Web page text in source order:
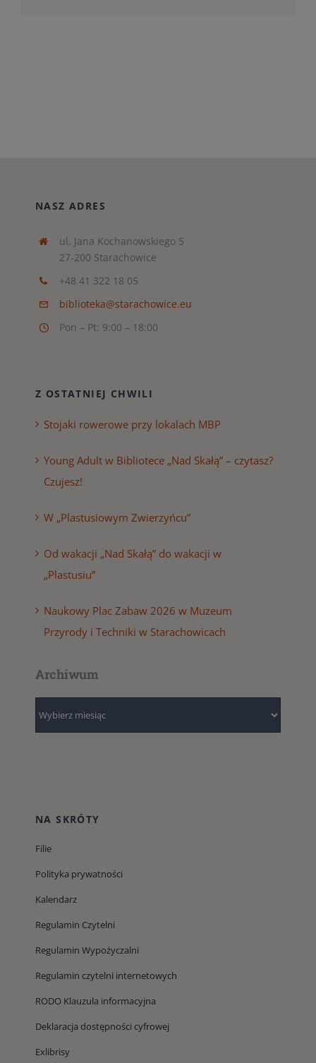
NASZ ADRES
ul. Jana Kochanowskiego 5
27-200 Starachowice
+48 41 322 18 05
biblioteka@starachowice.eu
Pon – Pt: 9:00 – 18:00
Z OSTATNIEJ CHWILI
Stojaki rowerowe przy lokalach MBP
Young Adult w Bibliotece „Nad Skałą” – czytasz?
Czujesz!
W „Plastusiowym Zwierzyńcu”
Od wakacji „Nad Skałą” do wakacji w
„Plastusiu”
Naukowy Plac Zabaw 2026 w Muzeum
Przyrody i Techniki w Starachowicach
Archiwum
NA SKRÓTY
Filie
Polityka prywatności
Kalendarz
Regulamin Czytelni
Regulamin Wypożyczalni
Regulamin czytelni internetowych
RODO Klauzula informacyjna
Deklaracja dostępności cyfrowej
Exlibrisy